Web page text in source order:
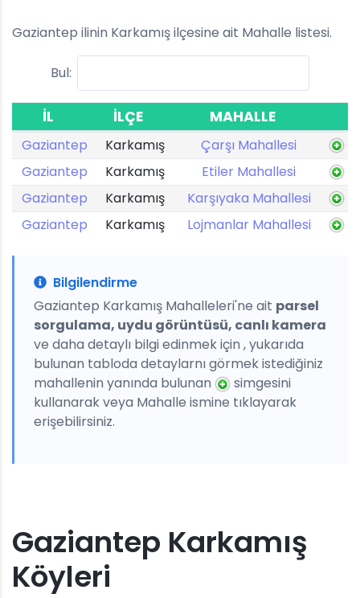
Gaziantep ilinin Karkamış ilçesine ait Mahalle listesi.
Bul:
İL İLÇE MAHALLE
Gaziantep Karkamış
Çarşı Mahallesi
Gaziantep
Karkamış
Etiler Mahallesi
Gaziantep
Karkamış
Karşıyaka Mahallesi
Gaziantep
Karkamış Lojmanlar Mahallesi
Bilgilendirme
Gaziantep Karkamış Mahalleleri'ne ait parsel
sorgulama, uydu görüntüsü, canlı kamera
ve daha detaylı bilgi edinmek için , yukarıda
bulunan tabloda detaylarnı görmek istediğiniz
mahallenin yanında bulunan
simgesini
kullanarak veya Mahalle ismine tıklayarak
erişebilirsiniz.
Gaziantep Karkamış
Köyleri